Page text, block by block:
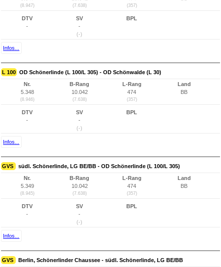
(8.947) (7.638) (357)
DTV
-
SV
-
(-)
BPL
Infos...
L 100 OD Schönerlinde (L 100/L 305) - OD Schönwalde (L 30)
Nr.
5.348
(8.946)
B-Rang
10.042
(7.638)
L-Rang
474
(357)
Land
BB
DTV
-
SV
-
(-)
BPL
Infos...
GVS südl. Schönerlinde, LG BE/BB - OD Schönerlinde (L 100/L 305)
Nr.
5.349
(8.945)
B-Rang
10.042
(7.638)
L-Rang
474
(357)
Land
BB
DTV
-
SV
-
(-)
BPL
Infos...
GVS Berlin, Schönerlinder Chaussee - südl. Schönerlinde, LG BE/BB